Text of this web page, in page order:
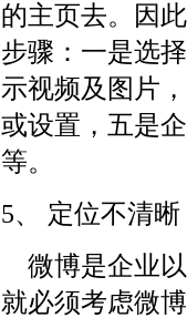
的主页去。因
步骤：一是选
示视频及图片
或设置，五是
等。
5、 定位不清晰
微博是企业
就必须考虑微